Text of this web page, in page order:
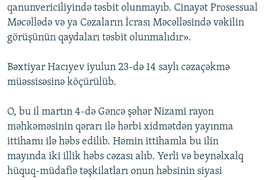
qanunvericiliyində təsbit olunmayıb. Cinayət Prosessual
Məcəllədə və ya Cəzaların İcrası Məcəlləsində vəkilin
görüşünün qaydaları təsbit olunmalıdır».
Bəxtiyar Hacıyev iyulun 23-də 14 saylı cəzaçəkmə
müəssisəsinə köçürülüb.
O, bu il martın 4-də Gəncə şəhər Nizami rayon
məhkəməsinin qərarı ilə hərbi xidmətdən yayınma
ittihamı ilə həbs edilib. Həmin ittihamla bu ilin
mayında iki illik həbs cəzası alıb. Yerli və beynəlxalq
hüquq-müdafiə təşkilatları onun həbsinin siyasi